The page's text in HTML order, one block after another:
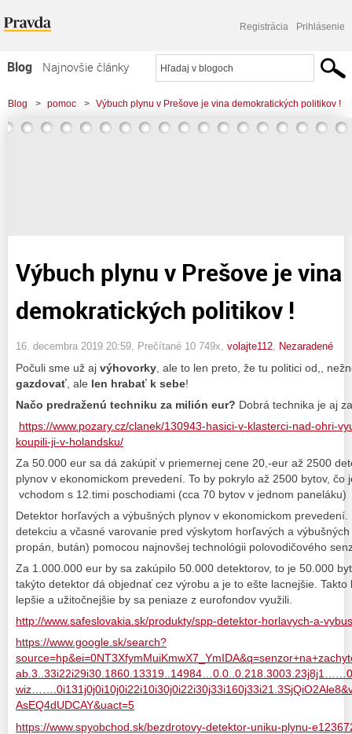
Registrácia Prihlásenie
Blog
Najnovšie články
Najčítanejšie články
Najkomentovanejšie články
Blog > pomoc > Výbuch plynu v Prešove je vina demokratických politikov !
Výbuch plynu v Prešove je vina
demokratických politikov !
16. decembra 2019 20:59 , Prečítané 10 749x, volajte112 Nezaradené
Počuli sme už aj výhovorky , ale to len preto, že tu politici od,,
gazdovať , ale len hrabať k sebe!
Načo predraženú techniku za milión eur? Dobrá technika je aj
https://www.pozary.cz/clanek/130943-hasici-v-klasterci-nad-ohri-
koupili-ji-v-holandsku/
Za 50.000 eur sa dá zakúpiť v priemernej cene 20,-eur až 2500
plynov v ekonomickom prevedení. To by pokrylo až 2500 bytov, čo
vchodom s 12.timi poschodiami (cca 70 bytov v jednom paneláku)
Detektor horľavých a výbušných plynov v ekonomickom
detekciu a včasné varovanie pred výskytom horľavých a
propán, bután) pomocou najnovšej technológii polovodičového
Za 1.000.000 eur by sa zakúpilo 50.000 detektorov, to je 50.000
takýto detektor dá objednať cez výrobu a je to ešte lacnejšie.
lepšie a užitočnejšie by sa peniaze z eurofondov využili.
http://www.safeslovakia.sk/produkty/spp-detektor-horlavych-a-
https://www.google.sk/search?
AsEQ4dUDCAY&uact=5
https://www.spyobchod.sk/bezdrotovy-detektor-uniku-plynu-